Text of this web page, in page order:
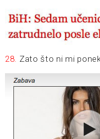
28. Zato što ni mi